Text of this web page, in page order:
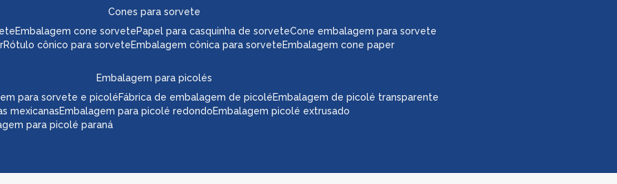
cones para sorvete
embalagem cone sorvete
papel para casquinha de sorvete
embalagem cônica para sorvete
rótulo cônico para sorvete
cone embalagem para sorvete
embalagem cone paper
embalagem para picolés
para sorvete e picolé fábrica de embalagem de picolé
mexicanas embalagem picolé extrusado
embalagem para picolé redondo
embalagem de picolé transparente
para picolé paraná